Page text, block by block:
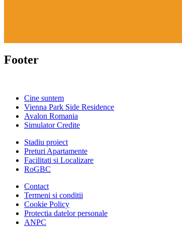
Footer
Cine suntem
Vienna Park Side Residence
Avalon Romania
Simulator Credite
Stadiu proiect
Preturi Apartamente
Facilitati si Localizare
RoGBC
Contact
Termeni si conditii
Cookie Policy
Protectia datelor personale
ANPC